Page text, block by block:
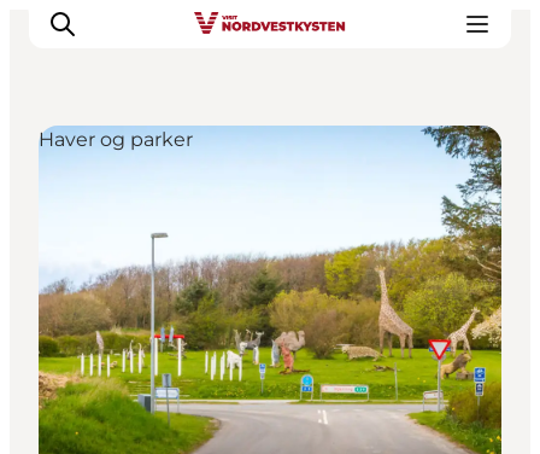
Inspirasjon
Events
Overnatting
Planlegg ferien
Haver og parker